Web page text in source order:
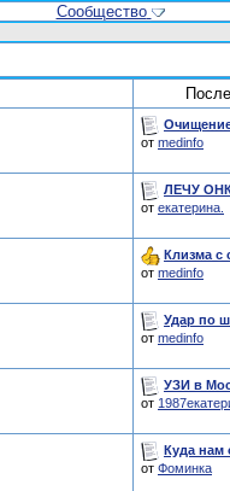
Сообщество
от medinfo
ЛЕЧУ
от екатерина.
Клизма с
от medinfo
Удар по
от medinfo
УЗИ в
от
Куда нам
от Фоминка